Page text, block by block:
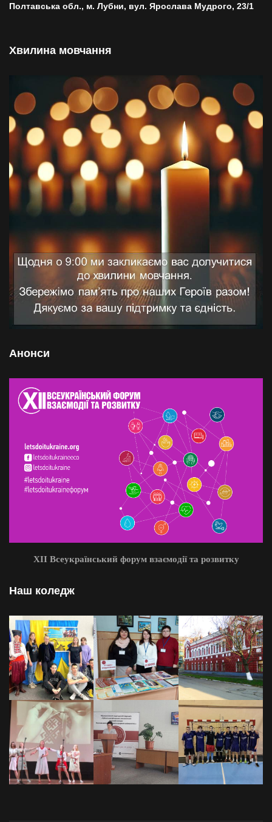
Полтавська обл., м. Лубни, вул. Ярослава Мудрого, 23/1
Хвилина мовчання
Анонси
XII Всеукраїнський форум взаємодії та розвитку
Наш коледж